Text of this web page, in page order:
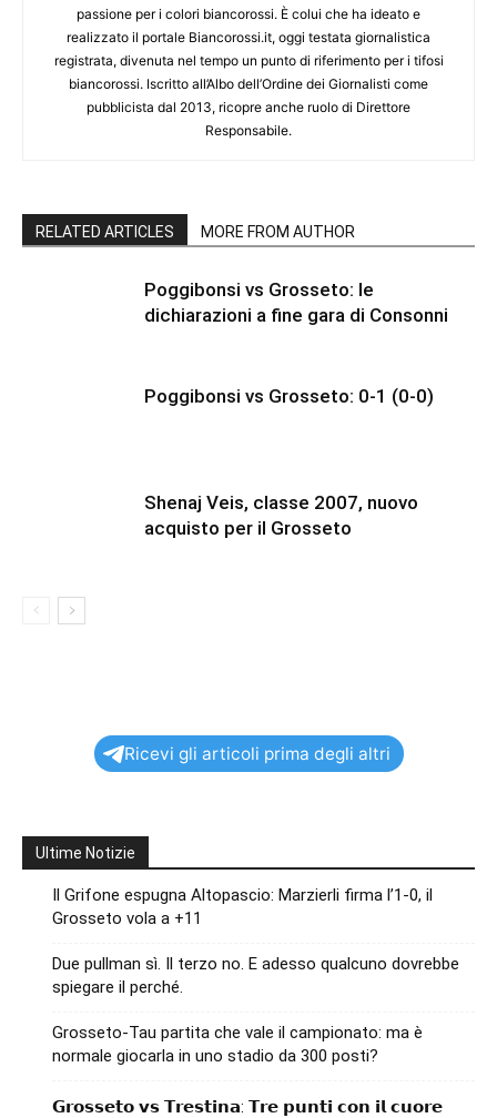
passione per i colori biancorossi. È colui che ha ideato e
realizzato il portale Biancorossi.it, oggi testata giornalistica
registrata, divenuta nel tempo un punto di riferimento per i tifosi
biancorossi. Iscritto all’Albo dell’Ordine dei Giornalisti come
pubblicista dal 2013, ricopre anche ruolo di Direttore
Responsabile.
RELATED ARTICLES MORE FROM AUTHOR
Poggibonsi vs Grosseto: le
dichiarazioni a fine gara di Consonni
Poggibonsi vs Grosseto: 0-1 (0-0)
Shenaj Veis, classe 2007, nuovo
acquisto per il Grosseto
Ricevi gli articoli prima degli altri
Ultime Notizie
Il Grifone espugna Altopascio: Marzierli firma l’1-0, il
Grosseto vola a +11
Due pullman sì. Il terzo no. E adesso qualcuno dovrebbe
spiegare il perché.
Grosseto-Tau partita che vale il campionato: ma è
normale giocarla in uno stadio da 300 posti?
𝗚𝗿𝗼𝘀𝘀𝗲𝘁𝗼 𝘃𝘀 𝗧𝗿𝗲𝘀𝘁𝗶𝗻𝗮: 𝗧𝗿𝗲 𝗽𝘂𝗻𝘁𝗶 𝗰𝗼𝗻 𝗶𝗹 𝗰𝘂𝗼𝗿𝗲